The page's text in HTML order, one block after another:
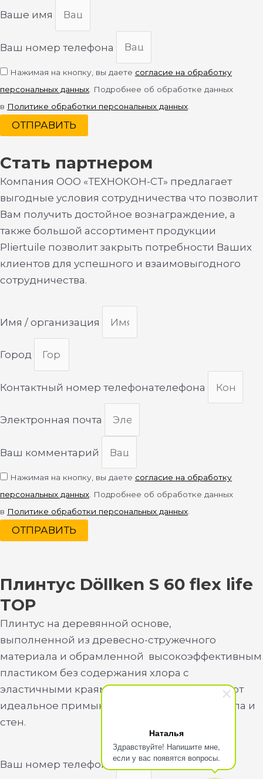
Наталья
Здравствуйте! Напишите мне,
если у вас появятся вопросы.
Ваше имя
Ваш номер телефона
Нажимая на кнопку, вы даете согласие на обработку
персональных данных . Подробнее об обработке данных
в Политике обработки персональных данных
ОТПРАВИТЬ
Стать партнером
Компания ООО «ТЕХНОКОН-СТ» предлагает
выгодные условия сотрудничества что позволит
Вам получить достойное вознаграждение, а
также большой ассортимент продукции
Pliertuile позволит закрыть потребности Ваших
клиентов для успешного и взаимовыгодного
сотрудничества.
Имя / организация
Город
Контактный номер телефонателефона
Электронная почта
Ваш комментарий
Нажимая на кнопку, вы даете согласие на обработку
персональных данных. Подробнее об обработке данных
в Политике обработки персональных данных.
ОТПРАВИТЬ
Плинтус Döllken S 60 flex life
TOP
Плинтус на деревянной основе,
выполненной из древесно-стружечного
материала и обрамленной высокоэффективным
пластиком без содержания хлора с
эластичными краями, которые обеспечивают
идеальное примыкание к поверхностям пола и
стен.
Ваш номер телефона